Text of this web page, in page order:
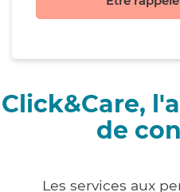
Click&Care,
de
Les services aux